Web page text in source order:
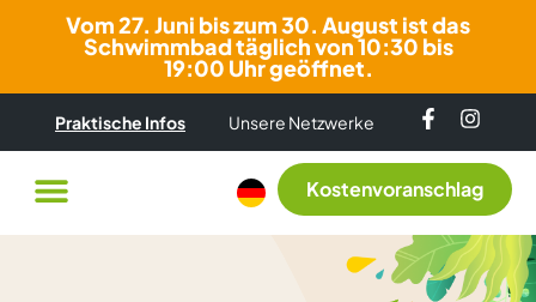
Vom 27. Juni bis zum 30. August ist das
Schwimmbad täglich von 10:30 bis
19:00 Uhr geöffnet.
Praktische Infos Unsere Netzwerke
Kostenvoranschlag